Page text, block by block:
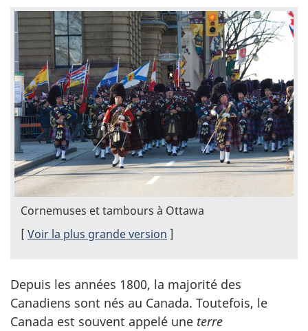
Cornemuses et tambours à Ottawa
[ Voir la plus grande version ]
Depuis les années 1800, la majorité des
Canadiens sont nés au Canada. Toutefois, le
Canada est souvent appelé une terre